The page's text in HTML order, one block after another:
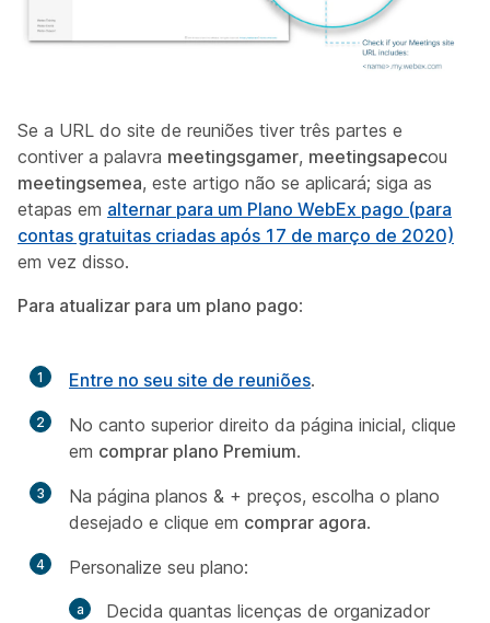
Se a URL do site de reuniões tiver três partes e
contiver a palavra meetingsgamer, meetingsapecou
meetingsemea, este artigo não se aplicará; siga as
etapas em alternar para um Plano WebEx pago (para
contas gratuitas criadas após 17 de março de 2020)
em vez disso.
Para atualizar para um plano pago:
1 Entre no seu site de reuniões.
2
No canto superior direito da página inicial, clique
em comprar plano Premium.
3
Na página planos & + preços, escolha o plano
desejado e clique em comprar agora.
4
Personalize seu plano:
Decida quantas licenças de organizador